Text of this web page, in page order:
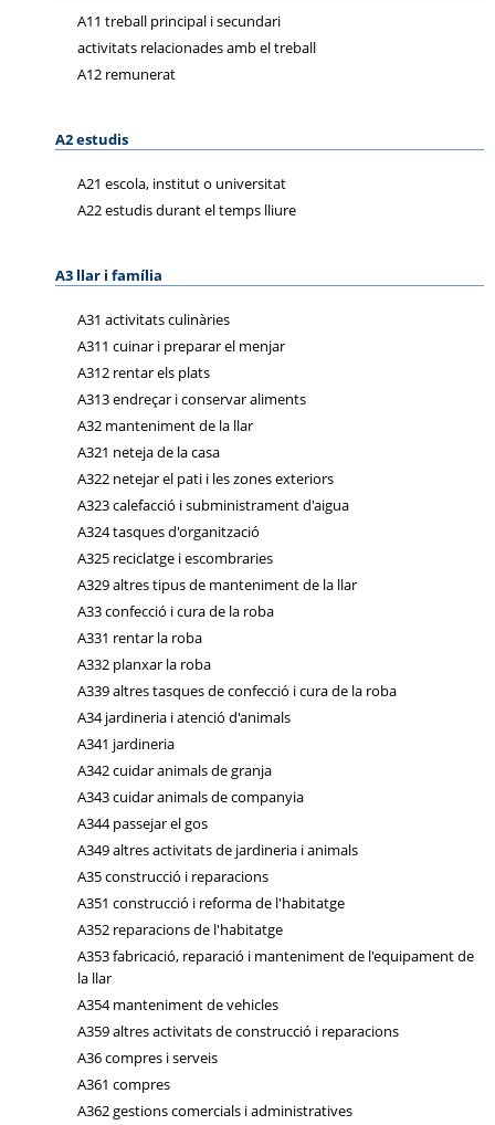
A11 treball principal i secundari
activitats relacionades amb el treball
A12 remunerat
A2 estudis
A21 escola, institut o universitat
A22 estudis durant el temps lliure
A3 llar i família
A31 activitats culinàries
A311 cuinar i preparar el menjar
A312 rentar els plats
A313 endreçar i conservar aliments
A32 manteniment de la llar
A321 neteja de la casa
A322 netejar el pati i les zones exteriors
A323 calefacció i subministrament d'aigua
A324 tasques d'organització
A325 reciclatge i escombraries
A329 altres tipus de manteniment de la llar
A33 confecció i cura de la roba
A331 rentar la roba
A332 planxar la roba
A339 altres tasques de confecció i cura de la roba
A34 jardineria i atenció d'animals
A341 jardineria
A342 cuidar animals de granja
A343 cuidar animals de companyia
A344 passejar el gos
A349 altres activitats de jardineria i animals
A35 construcció i reparacions
A351 construcció i reforma de l'habitatge
A352 reparacions de l'habitatge
A353 fabricació, reparació i manteniment de l'equipament de
la llar
A354 manteniment de vehicles
A359 altres activitats de construcció i reparacions
A36 compres i serveis
A361 compres
A362 gestions comercials i administratives